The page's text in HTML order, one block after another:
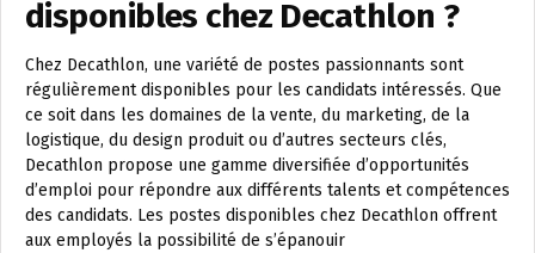
disponibles chez Decathlon ?
Chez Decathlon, une variété de postes passionnants sont
régulièrement disponibles pour les candidats intéressés. Que
ce soit dans les domaines de la vente, du marketing, de la
logistique, du design produit ou d’autres secteurs clés,
Decathlon propose une gamme diversifiée d’opportunités
d’emploi pour répondre aux différents talents et compétences
des candidats. Les postes disponibles chez Decathlon offrent
aux employés la possibilité de s’épanouir